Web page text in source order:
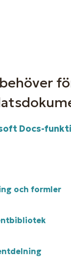
Docs-
och formler